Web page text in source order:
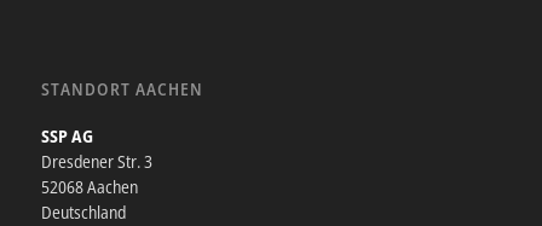
STANDORT AACHEN
SSP AG
Dresdener Str. 3
52068 Aachen
Deutschland